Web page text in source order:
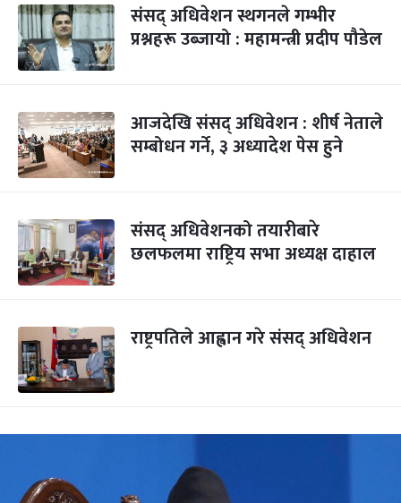
संसद् अधिवेशन स्थगनले गम्भीर
प्रश्नहरू उब्जायो : महामन्त्री प्रदीप पौडेल
आजदेखि संसद् अधिवेशन : शीर्ष नेताले
सम्बोधन गर्ने, ३ अध्यादेश पेस हुने
संसद् अधिवेशनको तयारीबारे
छलफलमा राष्ट्रिय सभा अध्यक्ष दाहाल
राष्ट्रपतिले आह्वान गरे संसद् अधिवेशन